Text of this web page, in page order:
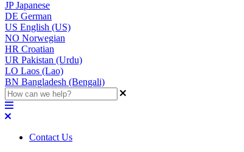
JPJapanese
DE German
US English (US)
NO Norwegian
HR Croatian
UR Pakistan (Urdu)
LO Laos (Lao)
BN Bangladesh (Bengali)
Contact Us